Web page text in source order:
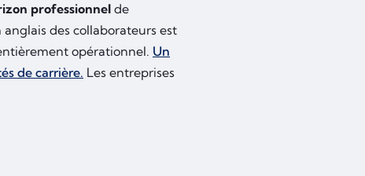
professionnel de
des collaborateurs est
opérationnel. Un
de carrière. Les entreprises